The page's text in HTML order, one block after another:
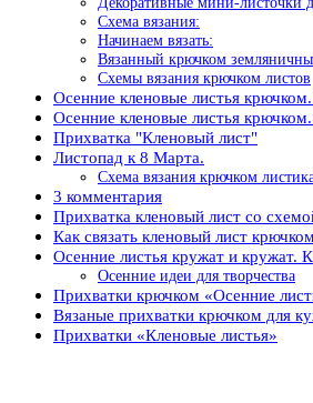
Схема вязания:
Начинаем вязать:
Вязанный крючком
Схемы вязания крючком листов
Осенние кленовые листья
Осенние кленовые листья
Прихватка "Кленовый лист"
Листопад к 8 Марта.
Схема вязания крючком
3 комментария
Прихватка кленовый лист со
Как связать кленовый лист
Осенние листья кружат и кружат.
Осенние идеи для творчества
Прихватки крючком «Осенние
Вязаные прихватки крючком для
Прихватки «Кленовые листья»